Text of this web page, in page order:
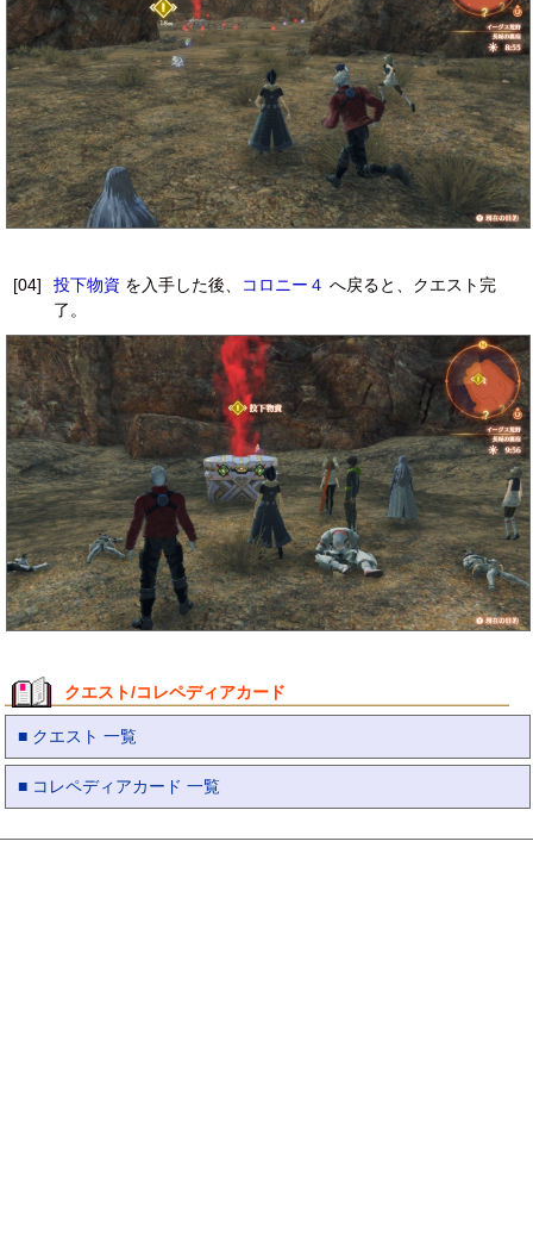
[04] 投下物資 を入手した後、 コロニー４ へ戻ると、クエスト完
了。
クエスト/コレペディアカード
■ クエスト 一覧
■ コレペディアカード 一覧